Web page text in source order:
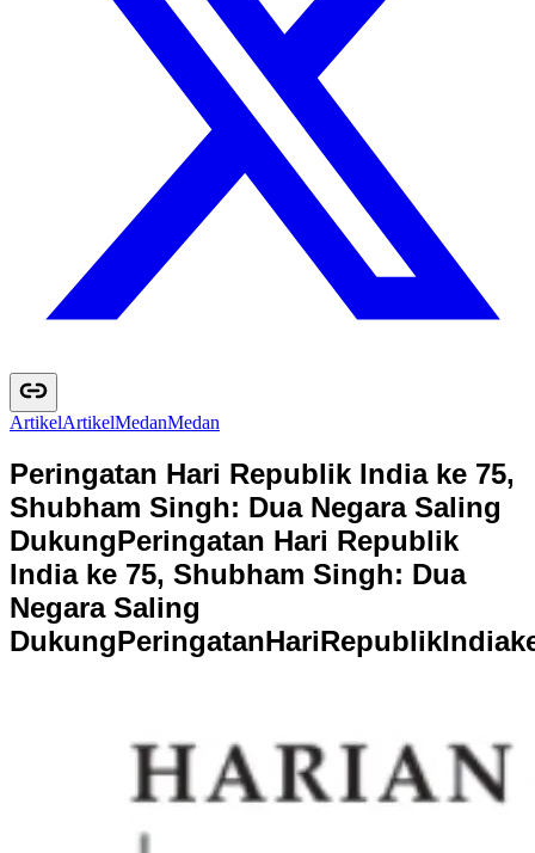
ArtikelArtikelMedanMedan
Peringatan Hari Republik India ke 75,
Shubham Singh: Dua Negara Saling
DukungPeringatan Hari Republik
India ke 75, Shubham Singh: Dua
Negara Saling
DukungPeringatanHariRepublikIndiak